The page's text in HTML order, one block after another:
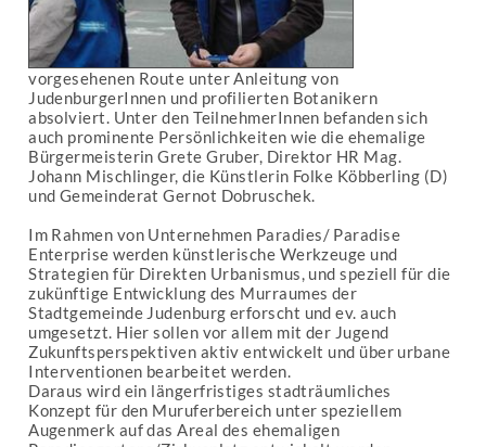
vorgesehenen Route unter Anleitung von
JudenburgerInnen und profilierten Botanikern
absolviert. Unter den TeilnehmerInnen befanden sich
auch prominente Persönlichkeiten wie die ehemalige
Bürgermeisterin Grete Gruber, Direktor HR Mag.
Johann Mischlinger, die Künstlerin Folke Köbberling (D)
und Gemeinderat Gernot Dobruschek.
Im Rahmen von Unternehmen Paradies/ Paradise
Enterprise werden künstlerische Werkzeuge und
Strategien für Direkten Urbanismus, und speziell für die
zukünftige Entwicklung des Murraumes der
Stadtgemeinde Judenburg erforscht und ev. auch
umgesetzt. Hier sollen vor allem mit der Jugend
Zukunftsperspektiven aktiv entwickelt und über urbane
Interventionen bearbeitet werden.
Daraus wird ein längerfristiges stadträumliches
Konzept für den Muruferbereich unter speziellem
Augenmerk auf das Areal des ehemaligen